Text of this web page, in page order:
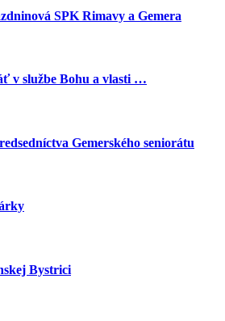
SPK Rimavy a Gemera
v službe Bohu a vlasti …
Gemerského seniorátu
Bystrici